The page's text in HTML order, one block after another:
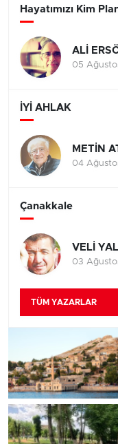
Hayatımızı Kim
ALİ
05
İYİ AHLAK
METİN
04
Çanakkale
VELİ
03
TÜM YAZARLAR